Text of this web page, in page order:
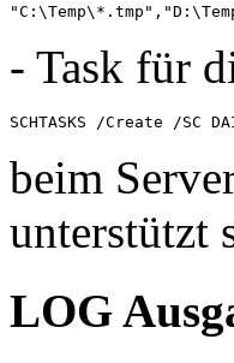
- Task für
SCHTASKS /Create /SC
beim
unterstützt
LOG